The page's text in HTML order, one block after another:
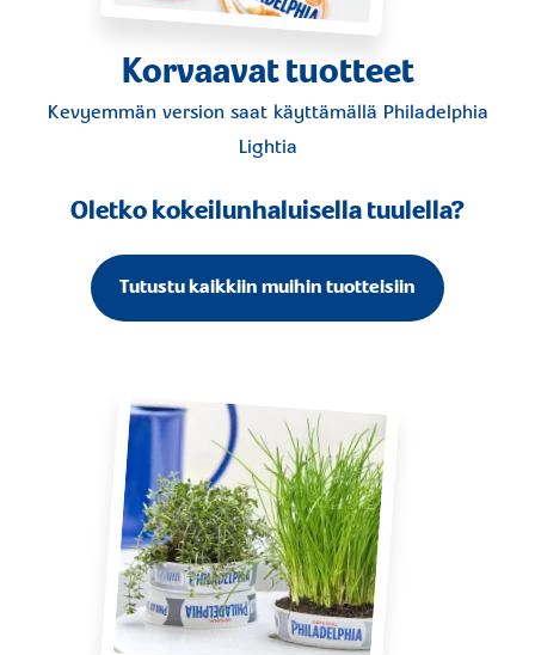
Korvaavat tuotteet
Kevyemmän version saat käyttämällä Philadelphia
Lightia
Oletko kokeilunhaluisella tuulella?
Tutustu kaikkiin muihin tuotteisiin